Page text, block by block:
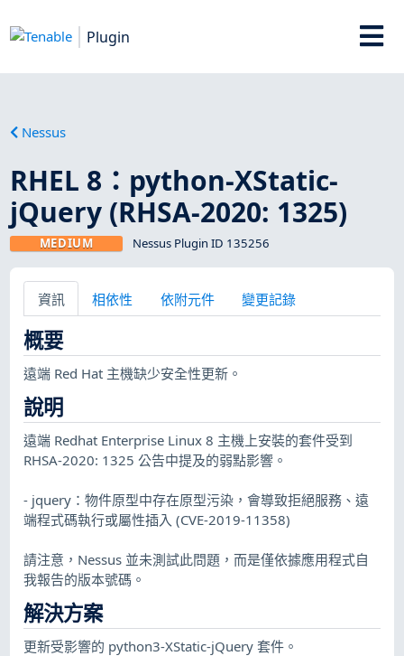
Plugin
Nessus
RHEL 8：python-XStatic-
jQuery (RHSA-2020: 1325)
MEDIUM Nessus Plugin ID 135256
資訊 相依性 依附元件 變更記錄
概要
遠端 Red Hat 主機缺少安全性更新。
說明
遠端 Redhat Enterprise Linux 8 主機上安裝的套件受到
RHSA-2020: 1325 公告中提及的弱點影響。
- jquery：物件原型中存在原型污染，會導致拒絕服務、遠
端程式碼執行或屬性插入 (CVE-2019-11358)
請注意，Nessus 並未測試此問題，而是僅依據應用程式自
我報告的版本號碼。
解決方案
更新受影響的 python3-XStatic-jQuery 套件。